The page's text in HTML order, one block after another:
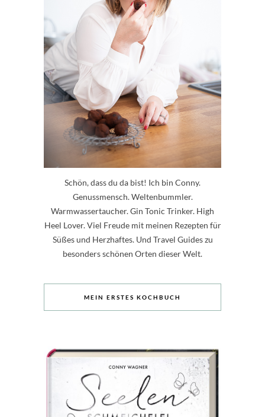
Schön, dass du da bist! Ich bin Conny.
Genussmensch. Weltenbummler.
Warmwassertaucher. Gin Tonic Trinker. High
Heel Lover. Viel Freude mit meinen Rezepten für
Süßes und Herzhaftes. Und Travel Guides zu
besonders schönen Orten dieser Welt.
MEIN ERSTES KOCHBUCH